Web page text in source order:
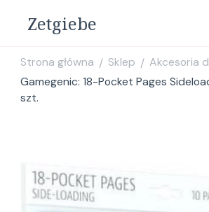
Zetgiebe
Strona główna / Sklep / Akcesoria
Gamegenic: 18-Pocket Pages
szt.